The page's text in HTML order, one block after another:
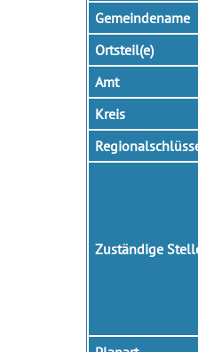
Gemeindename
Ortsteil(e)
Amt
Kreis
Zuständige